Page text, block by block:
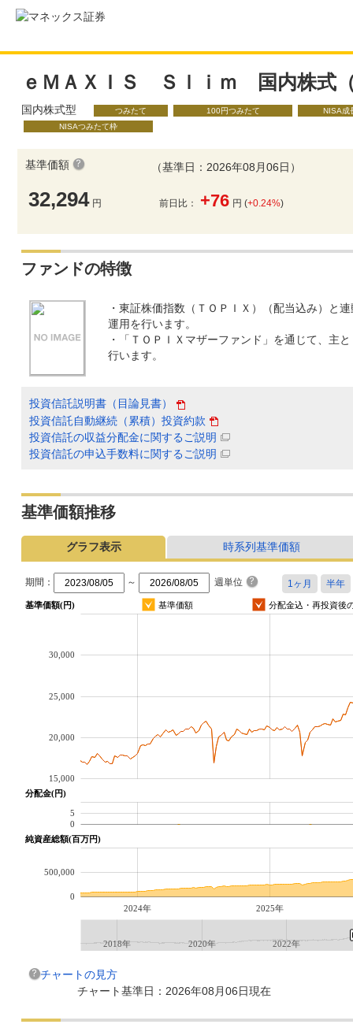
ｅＭＡＸＩＳ Ｓｌｉｍ 国内株式
国内株式型 つみたて 100円つみたて
NISA成
NISAつみたて枠
基準価額
32,294 円
（基準日：2026年08月06日）
前日比： +76 円 (+0.24%)
ファンドの特徴
・東証株価指数（ＴＯＰＩＸ）（配当込み）と
運用を行います。
・「ＴＯＰＩＸマザーファンド」を通じて、主
行います。
投資信託説明書（目論見書）
投資信託自動継続（累積）投資約款
投資信託の収益分配金に関するご説明
投資信託の申込手数料に関するご説明
基準価額推移
グラフ表示 時系列基準価額
期間： ～ 週単位
基準価額(円) 基準価額 分配金込・再投資後
15,000
20,000
25,000
30,000
分配金(円)
0
5
純資産総額(百万円)
2024年 2025年
0
500,000
2018年 2020年 2022年
チャートの見方
チャート基準日：2026年08月06日現在